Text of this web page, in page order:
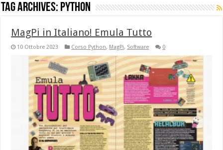
Tag Archives: python
MagPi in Italiano! Emula Tutto
10 Ottobre 2023 Corso Python, MagPi, Software 0